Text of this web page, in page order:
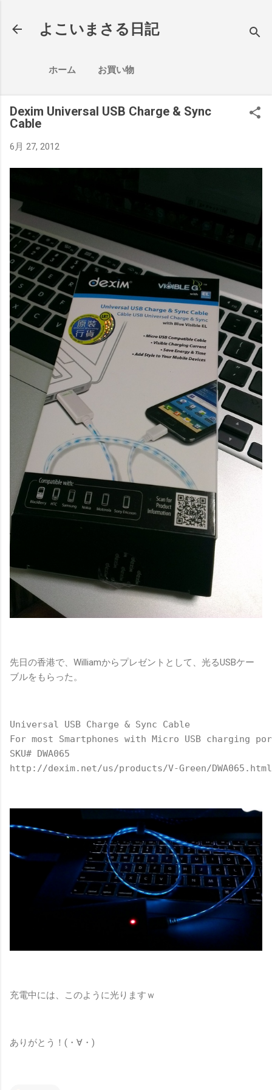
よこいまさる日記
ホーム お買い物
Dexim Universal USB Charge & Sync
Cable
6月 27, 2012
先日の香港で、Williamからプレゼントとして、光るUSBケー
ブルをもらった。
Universal USB Charge & Sync Cable
For most Smartphones with Micro USB charging
SKU# DWA065
http://dexim.net/us/products/V-Green/DWA065.html
充電中には、このように光りますｗ
ありがとう！(・∀・)